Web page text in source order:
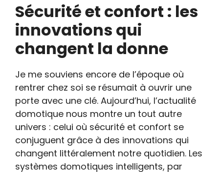
Sécurité et confort : les
innovations qui
changent la donne
Je me souviens encore de l’époque où
rentrer chez soi se résumait à ouvrir une
porte avec une clé. Aujourd’hui, l’actualité
domotique nous montre un tout autre
univers : celui où sécurité et confort se
conjuguent grâce à des innovations qui
changent littéralement notre quotidien. Les
systèmes domotiques intelligents, par